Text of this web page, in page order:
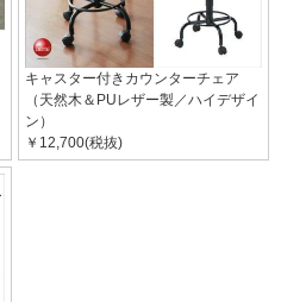
キャスター付きカウンターチェア
（天然木＆PUレザー製／ハイデザイ
ン）
￥12,700(税抜)